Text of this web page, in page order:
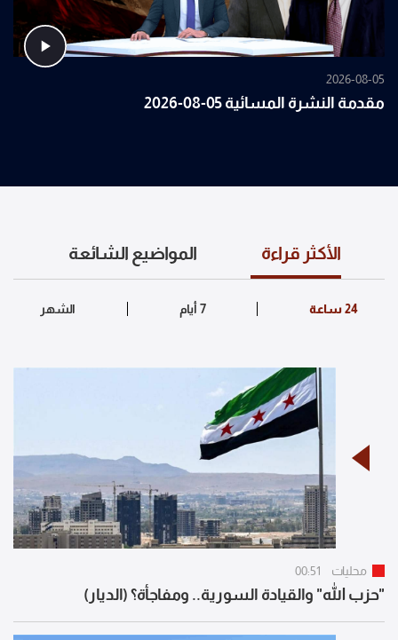
2026-08-05
مقدمة النشرة المسائية 05-08-2026
الأكثر قراءة المواضيع الشائعة
محليات 00:51
"حزب الله" والقيادة السورية.. ومفاجأة؟ (الديار)